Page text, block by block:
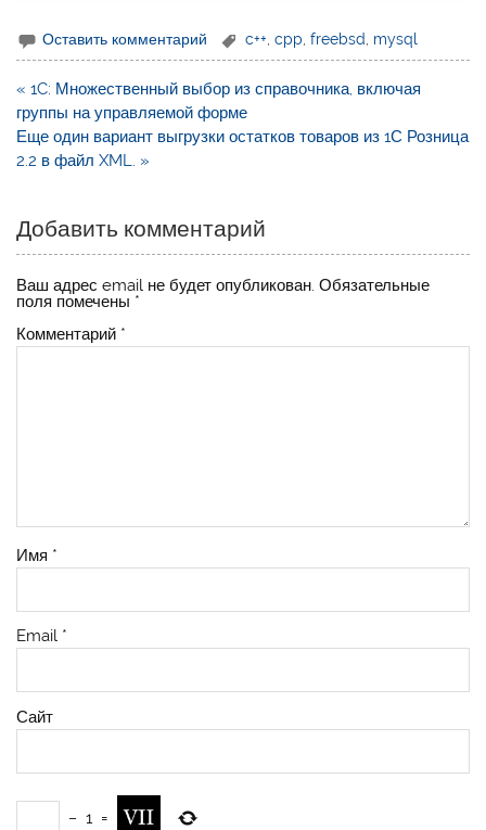
Оставить комментарий c++ ,cpp ,freebsd mysql
Навигация
по
записям
« 1C: Множественный выбор из справочника, включая
группы на управляемой форме
Еще один вариант выгрузки остатков товаров из 1С Розница
2.2 в файл XML. »
Добавить комментарий
Ваш адрес email не будет опубликован. Обязательные
поля помечены *
Комментарий *
Имя *
Email *
Сайт
− 1 =